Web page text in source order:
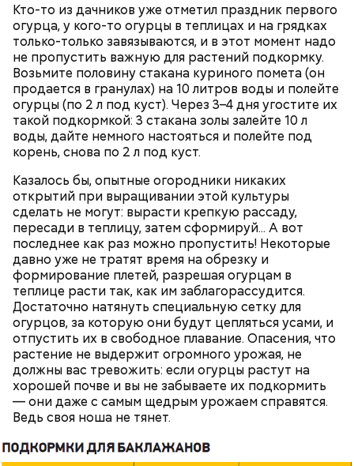
Кто-то из дачников уже отметил праздник первого
огурца, у кого-то огурцы в теплицах и на грядках
только-только завязываются, и в этот момент надо
не пропустить важную для растений подкормку.
Возьмите половину стакана куриного помета (он
продается в гранулах) на 10 литров воды и полейте
огурцы (по 2 л под куст). Через 3–4 дня угостите их
такой подкормкой: 3 стакана золы залейте 10 л
воды, дайте немного настояться и полейте под
корень, снова по 2 л под куст.
Казалось бы, опытные огородники никаких
открытий при выращивании этой культуры
сделать не могут: вырасти крепкую рассаду,
пересади в теплицу, затем сформируй... А вот
последнее как раз можно пропустить! Некоторые
давно уже не тратят время на обрезку и
формирование плетей, разрешая огурцам в
теплице расти так, как им заблагорассудится.
Достаточно натянуть специальную сетку для
огурцов, за которую они будут цепляться усами, и
отпустить их в свободное плавание. Опасения, что
растение не выдержит огромного урожая, не
должны вас тревожить: если огурцы растут на
хорошей почве и вы не забываете их подкормить
— они даже с самым щедрым урожаем справятся.
Ведь своя ноша не тянет.
Терапевт Кондрахин назвал
продукты и напитки, которые
выводят токсины из организма
Ранние плоды, по словам врача, лучше не есть:
Чистит сосуды и защищает от
рака: чем полезен кресс-салат